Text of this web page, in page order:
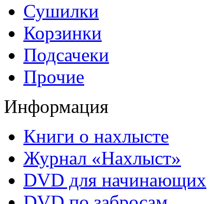
Сушилки
Корзинки
Подсачеки
Прочие
Информация
Книги о нахлысте
Журнал «Нахлыст»
DVD для начинающих